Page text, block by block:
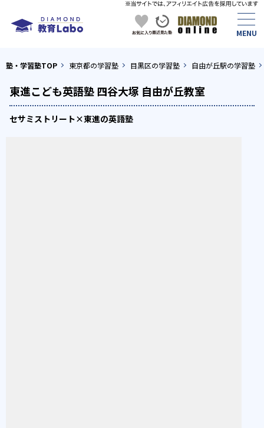
塾・学習塾TOP 東京都の学習塾 目黒区の学習塾 自由が丘駅の学習塾
東進こども英語塾 四谷大塚 自由が丘教室
セサミストリート×東進の英語塾